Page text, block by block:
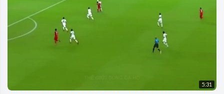
5:31